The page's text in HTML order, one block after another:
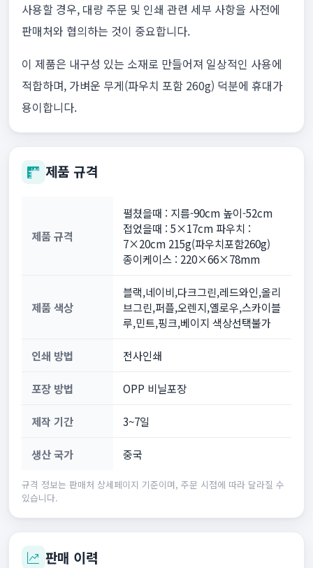
사용할 경우, 대량 주문 및 인쇄 관련 세부 사항을 사전에
판매처와 협의하는 것이 중요합니다.
이 제품은 내구성 있는 소재로 만들어져 일상적인 사용에
적합하며, 가벼운 무게(파우치 포함 260g) 덕분에 휴대가
용이합니다.
제품 규격
제품 규격
펼쳤을때 : 지름-90cm 높이-52cm
접었을때 : 5×17cm 파우치 :
7×20cm 215g(파우치포함260g)
종이케이스 : 220×66×78mm
제품 색상
블랙,네이비,다크그린,레드와인,올리
브그린,퍼플,오렌지,옐로우,스카이블
루,민트,핑크,베이지 색상선택불가
인쇄 방법 전사인쇄
포장 방법 OPP 비닐포장
제작 기간 3~7일
생산 국가 중국
규격 정보는 판매처 상세페이지 기준이며, 주문 시점에 따라 달라질 수
있습니다.
판매 이력